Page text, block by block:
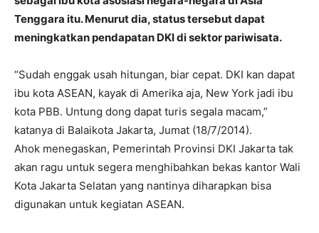
Tenggara itu. Menurut dia, status tersebut dapat
meningkatkan pendapatan DKI di sektor pariwisata.
“Sudah enggak usah hitungan, biar cepat. DKI kan dapat
ibu kota ASEAN, kayak di Amerika aja, New York jadi ibu
kota PBB. Untung dong dapat turis segala macam,”
katanya di Balaikota Jakarta, Jumat (18/7/2014).
Ahok menegaskan, Pemerintah Provinsi DKI Jakarta tak
akan ragu untuk segera menghibahkan bekas kantor Wali
Kota Jakarta Selatan yang nantinya diharapkan bisa
digunakan untuk kegiatan ASEAN.